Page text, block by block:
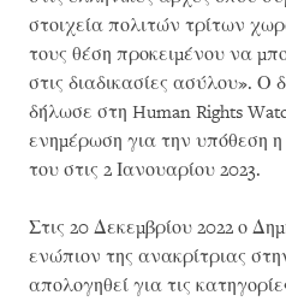
στοιχεία πολιτών τρίτων
τους θέση προκειμένου να
στις διαδικασίες ασύλου». Ο
δήλωσε στη Human Rights
ενημέρωση για την υπόθεση η
του στις 2 Ιανουαρίου 2023.
Στις 20 Δεκεμβρίου 2022 ο
ενώπιον της ανακρίτριας
απολογηθεί για τις